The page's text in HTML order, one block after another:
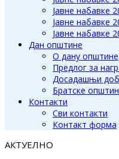
Јавне набавке
Јавне набавке
Јавне набавке
Дан општине
О дану општине
Предлог за
Досадашњи
Братске
Контакти
Сви контакти
Контакт форма
АКТУЕЛНО